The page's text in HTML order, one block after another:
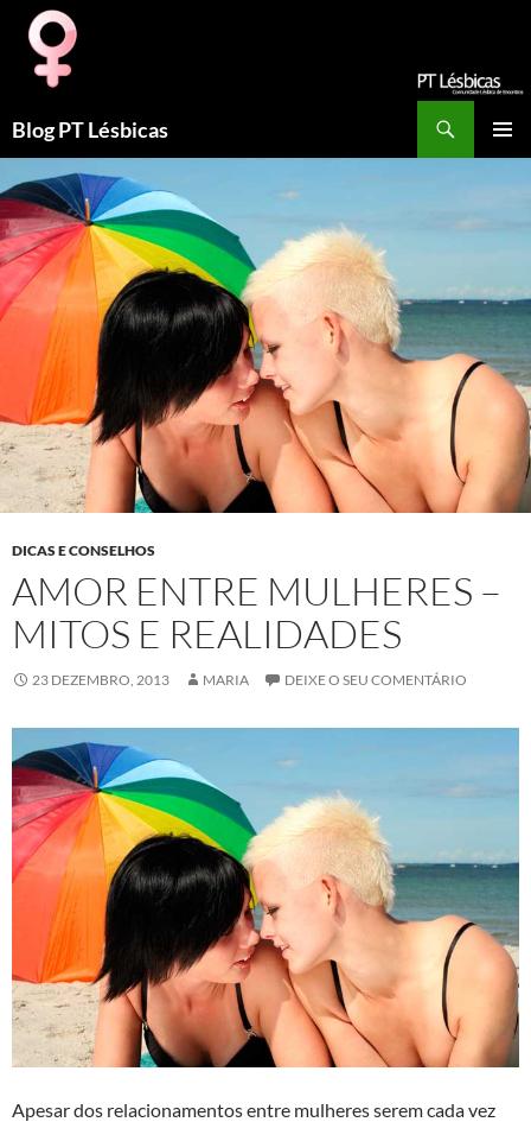
Blog PT Lésbicas
PARA
O
CONTEÚDO
DICAS E CONSELHOS
AMOR ENTRE MULHERES –
MITOS E REALIDADES
23 DEZEMBRO, 2013 MARIA DEIXE O SEU COMENTÁRIO
Apesar dos relacionamentos entre mulheres serem cada vez